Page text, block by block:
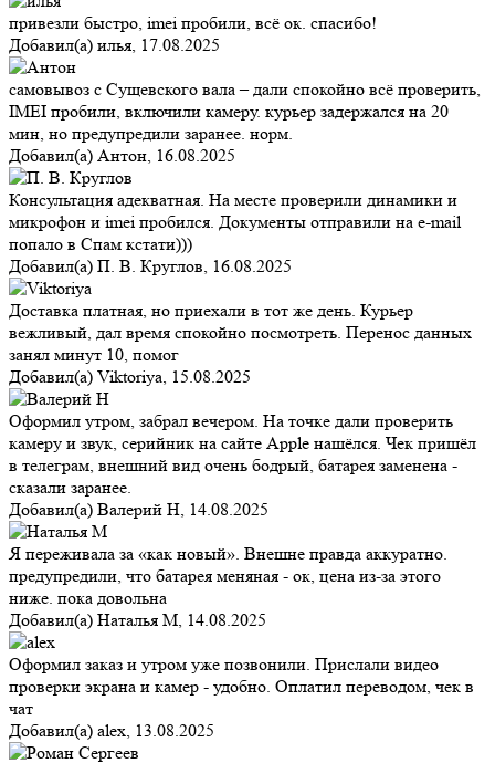
привезли быстро, imei пробили, всё ок. спасибо!
Добавил(а) илья, 17.08.2025
самовывоз с Сущевского вала – дали спокойно всё проверить,
IMEI пробили, включили камеру. курьер задержался на 20
мин, но предупредили заранее. норм.
Добавил(а) Антон, 16.08.2025
Консультация адекватная. На месте проверили динамики и
микрофон и imei пробился. Документы отправили на e-mail
попало в Спам кстати)))
Добавил(а) П. В. Круглов, 16.08.2025
Доставка платная, но приехали в тот же день. Курьер
вежливый, дал время спокойно посмотреть. Перенос данных
занял минут 10, помог
Добавил(а) Viktoriya, 15.08.2025
Оформил утром, забрал вечером. На точке дали проверить
камеру и звук, серийник на сайте Apple нашёлся. Чек пришёл
в телеграм, внешний вид очень бодрый, батарея заменена -
сказали заранее.
Добавил(а) Валерий Н, 14.08.2025
Я переживала за «как новый». Внешне правда аккуратно.
предупредили, что батарея меняная - ок, цена из-за этого
ниже. пока довольна
Добавил(а) Наталья М, 14.08.2025
Оформил заказ и утром уже позвонили. Прислали видео
проверки экрана и камер - удобно. Оплатил переводом, чек в
чат
Добавил(а) alex, 13.08.2025